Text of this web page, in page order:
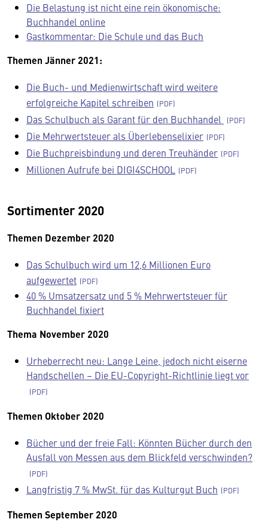
Die Belastung ist nicht eine rein ökonomische:
Buchhandel online
Gastkommentar: Die Schule und das Buch
Themen Jänner 2021:
Die Buch- und Medienwirtschaft wird weitere
erfolgreiche Kapitel schreiben
Das Schulbuch als Garant für den Buchhandel
Die Mehrwertsteuer als Überlebenselixier
Die Buchpreisbindung und deren Treuhänder
Millionen Aufrufe bei DIGI4SCHOOL
Sortimenter 2020
Themen Dezember 2020
Das Schulbuch wird um 12,6 Millionen Euro
aufgewertet
40 % Umsatzersatz und 5 % Mehrwertsteuer für
Buchhandel fixiert
Thema November 2020
Urheberrecht neu: Lange Leine, jedoch nicht eiserne
Handschellen – Die EU-Copyright-Richtlinie liegt vor
Themen Oktober 2020
Bücher und der freie Fall: Könnten Bücher durch den
Ausfall von Messen aus dem Blickfeld verschwinden?
Langfristig 7 % MwSt. für das Kulturgut Buch
Themen September 2020